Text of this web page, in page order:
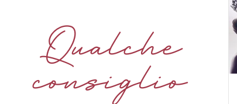
Qualche
consiglio